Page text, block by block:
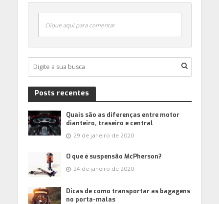
Clique aqui para comentar
Posts recentes
Quais são as diferenças entre motor
dianteiro, traseiro e central
29 de janeiro de 2020
O que é suspensão McPherson?
24 de janeiro de 2020
Dicas de como transportar as bagagens
no porta-malas